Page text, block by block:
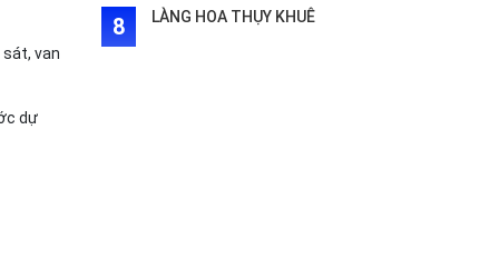
van
dự
LÀNG HOA THỤY KHUÊ